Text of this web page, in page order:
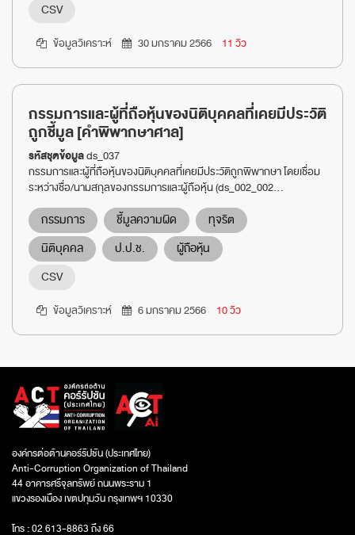
CSV
ข้อมูลวิเคราะห์ 30 มกราคม 2566 11 วิว
กรรมการและผู้ที่ถือหุ้นของนิติบุคคลที่เคยมีประวัติ
ถูกชี้มูล [คำพิพากษาศาล]
รหัสชุดข้อมูลds_037
กรรมการและผู้ที่ถือหุ้นของนิติบุคคลที่เคยมีประวัติถูกพิพากษา โดยเชื่อม
ระหว่างชื่อ/นามสกุลของกรรมการและผู้ถือหุ้น (ds_002_002...
กรรมการ ชี้มูลความผิด
ทุจริต
นิติบุคคล
ป.ป.ช.
ผู้ถือหุ้น
CSV
ข้อมูลวิเคราะห์ 6 มกราคม 2566 10 วิว
องค์กรต่อต้านคอร์รัปชัน (ประเทศไทย)
Anti-Corruption Organization of Thailand
44 อาคารศรีจุลทรัพย์ ถนนพระราม 1
แขวงรองเมือง เขตปทุมวัน กรุงเทพฯ 10330
โทร : 02 613-8863 ถึง 66